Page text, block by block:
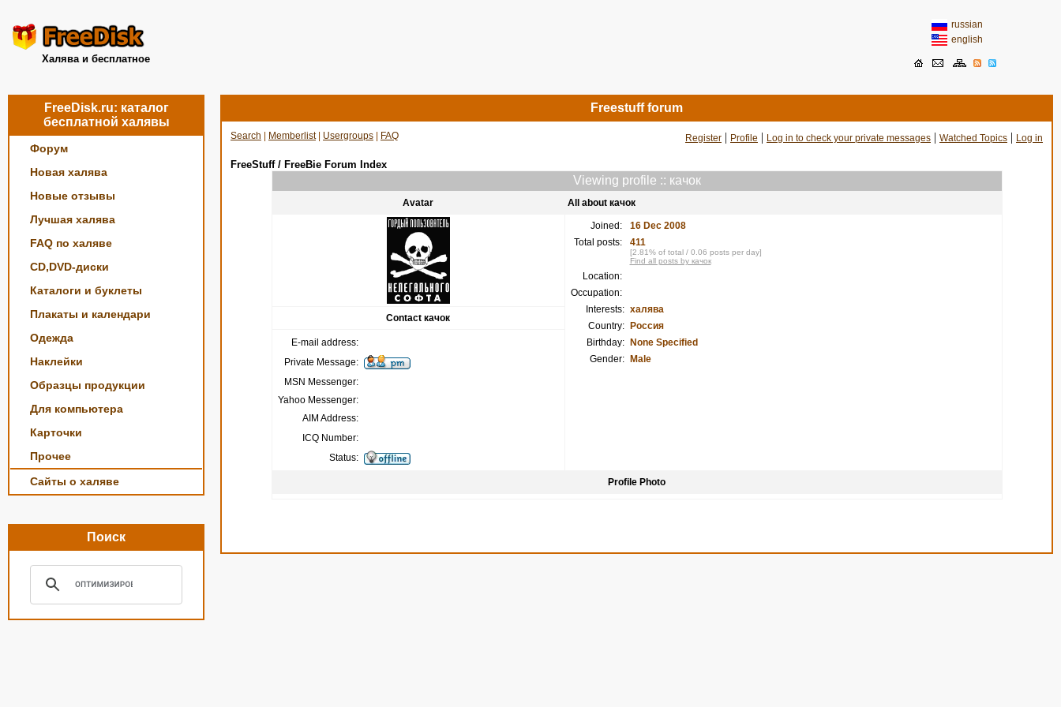
Халява и бесплатное
russian
english
FreeDisk.ru: каталог
бесплатной халявы
Форум
Новая халява
Новые отзывы
Лучшая халява
FAQ по халяве
CD,DVD-диски
Каталоги и буклеты
Плакаты и календари
Одежда
Наклейки
Образцы продукции
Для компьютера
Карточки
Прочее
Сайты о халяве
Поиск
Freestuff forum
Search Memberlist| Usergroups FAQ Register | Profile | Log in to check your private messages | Watched Topics | Log in
FreeStuff / FreeBie Forum Index
Viewing profile :: качок
Avatar All about качок
Joined:
16 Dec 2008
Total posts:
411
[2.81% of total / 0.06 posts per day]
Find all posts by качок
Location:
Occupation:
Interests: халява
Country:
Россия
Birthday:
None Specified
Gender:
Male
Contact качок
E-mail address:
Private Message:
MSN Messenger:
Yahoo Messenger:
AIM Address:
ICQ Number:
Status:
Profile Photo